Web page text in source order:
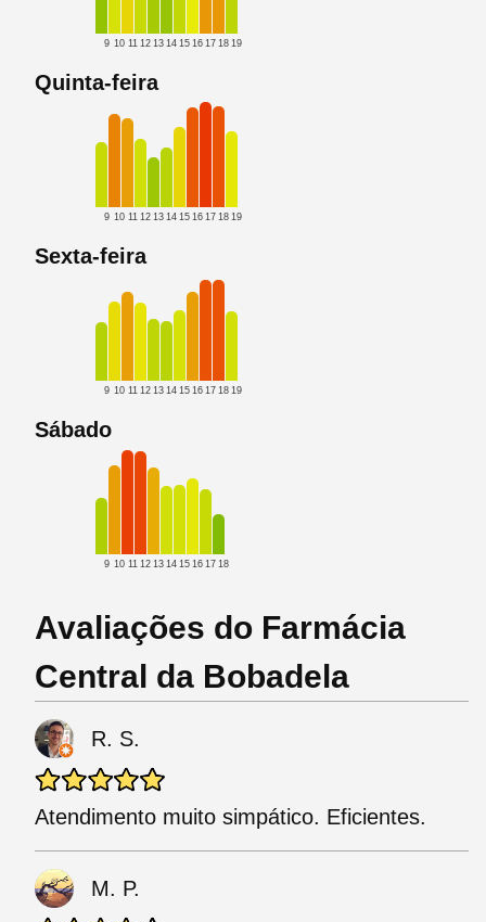
9 10 11 12 13 14 15 16 17 18 19
Quinta-feira
9 10 11 12 13 14 15 16 17 18 19
Sexta-feira
9 10 11 12 13 14 15 16 17 18 19
Sábado
9 10 11 12 13 14 15 16 17 18
Avaliações do Farmácia
Central da Bobadela
R. S.
Atendimento muito simpático. Eficientes.
M. P.